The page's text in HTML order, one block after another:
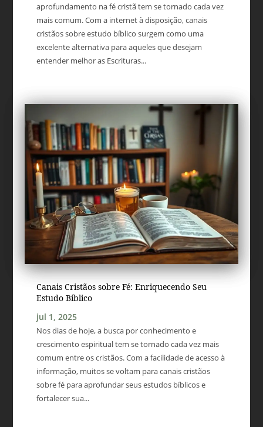
aprofundamento na fé cristã tem se tornado cada vez
mais comum. Com a internet à disposição, canais
cristãos sobre estudo bíblico surgem como uma
excelente alternativa para aqueles que desejam
entender melhor as Escrituras...
Canais Cristãos sobre Fé: Enriquecendo Seu
Estudo Bíblico
jul 1, 2025
Nos dias de hoje, a busca por conhecimento e
crescimento espiritual tem se tornado cada vez mais
comum entre os cristãos. Com a facilidade de acesso à
informação, muitos se voltam para canais cristãos
sobre fé para aprofundar seus estudos bíblicos e
fortalecer sua...